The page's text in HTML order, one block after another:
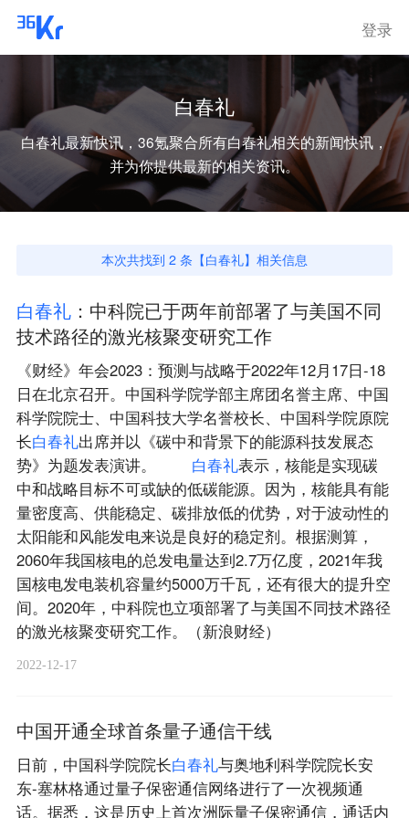
登录
白春礼
白春礼最新快讯，36氪聚合所有白春礼相关的新闻快讯，
并为你提供最新的相关资讯。
本次共找到 2 条【白春礼】相关信息
白春礼：中科院已于两年前部署了与美国不同
技术路径的激光核聚变研究工作
《财经》年会2023：预测与战略于2022年12月17日-18
日在北京召开。中国科学院学部主席团名誉主席、中国
科学院院士、中国科技大学名誉校长、中国科学院原院
长白春礼出席并以《碳中和背景下的能源科技发展态
势》为题发表演讲。 白春礼表示，核能是实现碳
中和战略目标不可或缺的低碳能源。因为，核能具有能
量密度高、供能稳定、碳排放低的优势，对于波动性的
太阳能和风能发电来说是良好的稳定剂。根据测算，
2060年我国核电的总发电量达到2.7万亿度，2021年我
国核电发电装机容量约5000万千瓦，还有很大的提升空
间。2020年，中科院也立项部署了与美国不同技术路径
的激光核聚变研究工作。（新浪财经）
2022-12-17
中国开通全球首条量子通信干线
日前，中国科学院院长白春礼与奥地利科学院院长安
东-塞林格通过量子保密通信网络进行了一次视频通
话。据悉，这是历史上首次洲际量子保密通信，通话内